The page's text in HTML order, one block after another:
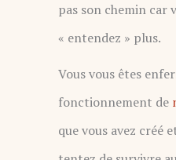
pas son chemin car
« entendez » plus.
Vous vous êtes
fonctionnement de
que vous avez créé